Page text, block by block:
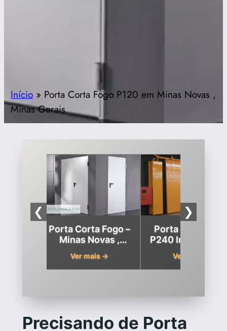
Início » Porta Corta Fogo P120 em Minas Novas ,
Minas Gerais
❮
Porta Corta Fogo –
Minas Novas ,
Ver mais →
Porta Corta
P240 Industrial
Minas Gerais
Ver mais →
❯
Precisando de Porta